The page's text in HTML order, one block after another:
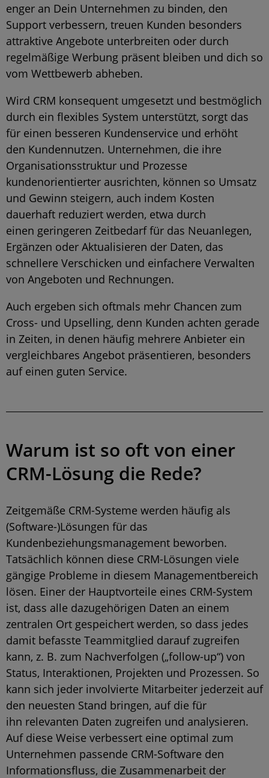
enger an Dein Unternehmen zu binden, den
Support verbessern, treuen Kunden besonders
attraktive Angebote unterbreiten oder durch
regelmäßige Werbung präsent bleiben und dich so
vom Wettbewerb abheben.
Wird CRM konsequent umgesetzt und bestmöglich
durch ein flexibles System unterstützt, sorgt das
für einen besseren Kundenservice und erhöht
den Kundennutzen. Unternehmen, die ihre
Organisationsstruktur und Prozesse
kundenorientierter ausrichten, können so Umsatz
und Gewinn steigern, auch indem Kosten
dauerhaft reduziert werden, etwa durch
einen geringeren Zeitbedarf für das Neuanlegen,
Ergänzen oder Aktualisieren der Daten, das
schnellere Verschicken und einfachere Verwalten
von Angeboten und Rechnungen.
Auch ergeben sich oftmals mehr Chancen zum
Cross- und Upselling, denn Kunden achten gerade
in Zeiten, in denen häufig mehrere Anbieter ein
vergleichbares Angebot präsentieren, besonders
auf einen guten Service.
Warum ist so oft von einer
CRM-Lösung die Rede?
Zeitgemäße CRM-Systeme werden häufig als
(Software-)Lösungen für das
Kundenbeziehungsmanagement beworben.
Tatsächlich können diese CRM-Lösungen viele
gängige Probleme in diesem Managementbereich
lösen. Einer der Hauptvorteile eines CRM-System
ist, dass alle dazugehörigen Daten an einem
zentralen Ort gespeichert werden, so dass jedes
damit befasste Teammitglied darauf zugreifen
kann, z. B. zum Nachverfolgen („follow-up“) von
Status, Interaktionen, Projekten und Prozessen. So
kann sich jeder involvierte Mitarbeiter jederzeit auf
den neuesten Stand bringen, auf die für
ihn relevanten Daten zugreifen und analysieren.
Auf diese Weise verbessert eine optimal zum
Unternehmen passende CRM-Software den
Informationsfluss, die Zusammenarbeit der